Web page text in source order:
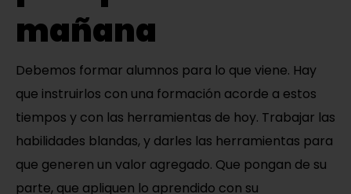
mañana
Debemos formar alumnos para lo que viene. Hay
que instruirlos con una formación acorde a estos
tiempos y con las herramientas de hoy. Trabajar las
habilidades blandas, y darles las herramientas para
que generen un valor agregado. Que pongan de su
parte, que apliquen lo aprendido con su